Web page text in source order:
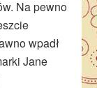
Na pewno
wpadł
Jane